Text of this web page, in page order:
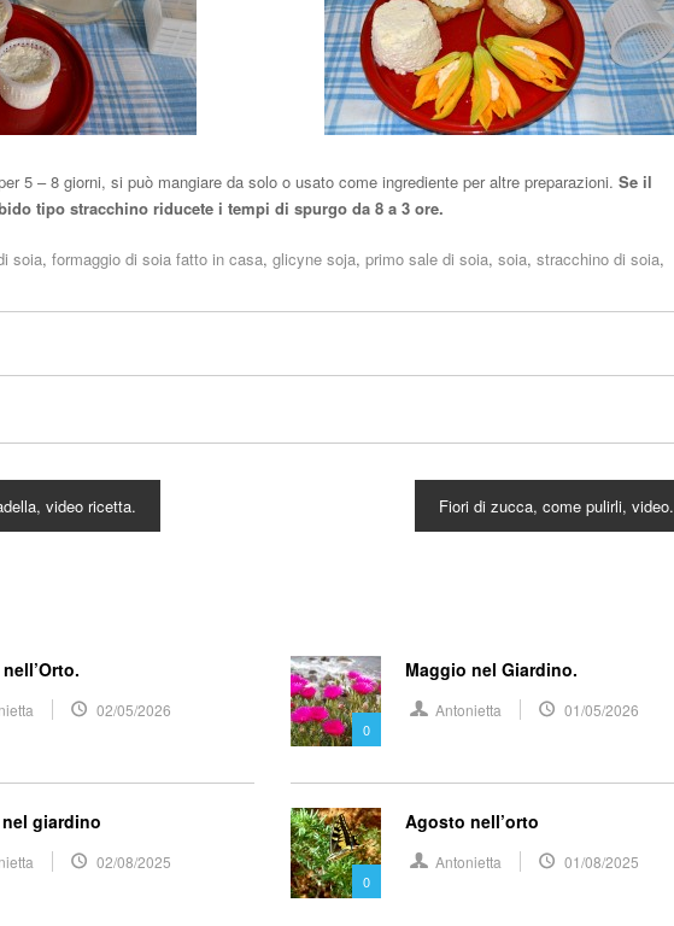
5 – 8 giorni, si può mangiare da solo o usato come ingrediente per altre preparazioni. Se il
tipo stracchino riducete i tempi di spurgo da 8 a 3 ore.
soia, formaggio di soia fatto in casa, glicyne soja, primo sale di soia, soia, stracchino di soia,
Fiori di zucca, come pulirli, video.
video ricetta.
02/05/2026
0
Maggio nel Giardino.
Antonietta 01/05/2026
giardino
02/08/2025
0
Agosto nell’orto
Antonietta 01/08/2025